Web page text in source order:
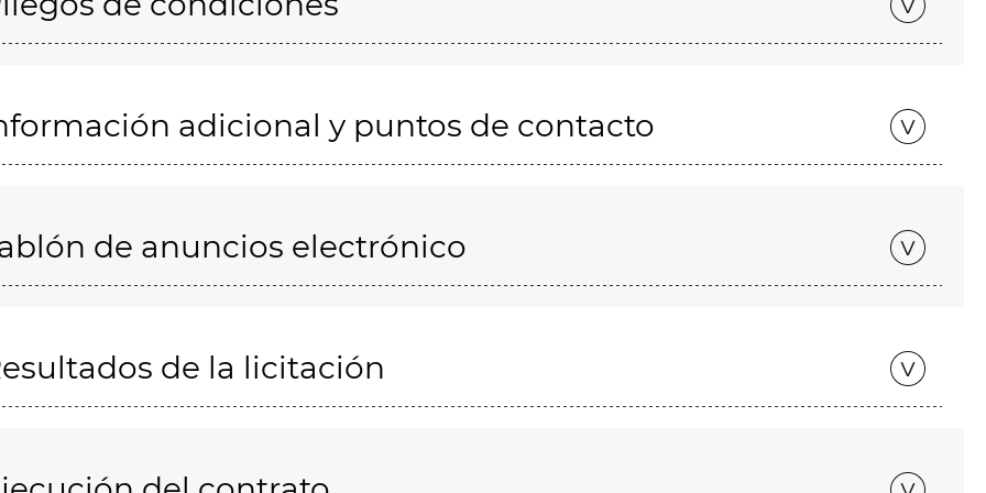
adicional y puntos de contacto
de anuncios electrónico
de la licitación